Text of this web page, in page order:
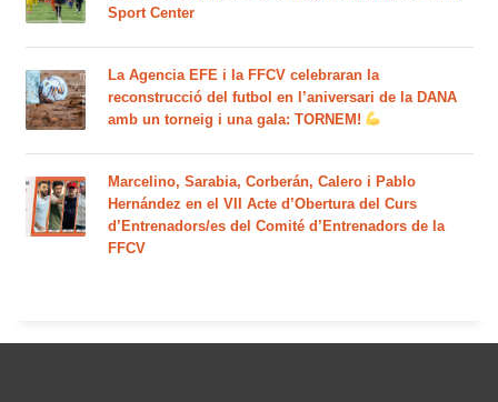
Sport Center
La Agencia EFE i la FFCV celebraran la
reconstrucció del futbol en l’aniversari de la DANA
amb un torneig i una gala: TORNEM!
Marcelino, Sarabia, Corberán, Calero i Pablo
Hernández en el VII Acte d’Obertura del Curs
d’Entrenadors/es del Comité d’Entrenadors de la
FFCV